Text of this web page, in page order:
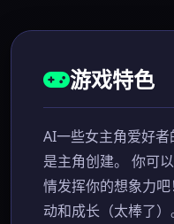
游戏特色
AI一些女主角爱好
是主角创建。 你可
情发挥你的想象力
动和成长（太棒了